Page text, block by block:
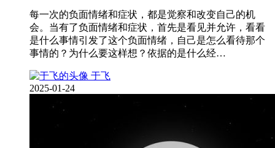
每一次的负面情绪和症状，都是觉察和改变自己的机
会。当有了负面情绪和症状，首先是看见并允许，看看
是什么事情引发了这个负面情绪，自己是怎么看待那个
事情的？为什么要这样想？依据的是什么经…
于飞
2025-01-24